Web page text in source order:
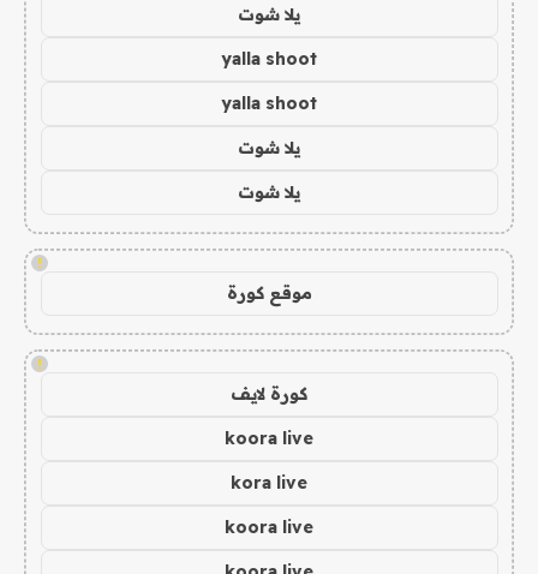
يلا شوت
yalla shoot
yalla shoot
يلا شوت
يلا شوت
!
موقع كورة
!
كورة لايف
koora live
kora live
koora live